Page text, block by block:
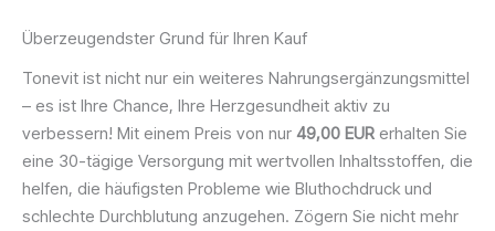
Überzeugendster Grund für Ihren Kauf
Tonevit ist nicht nur ein weiteres Nahrungsergänzungsmittel
– es ist Ihre Chance, Ihre Herzgesundheit aktiv zu
verbessern! Mit einem Preis von nur 49,00 EUR erhalten Sie
eine 30-tägige Versorgung mit wertvollen Inhaltsstoffen, die
helfen, die häufigsten Probleme wie Bluthochdruck und
schlechte Durchblutung anzugehen. Zögern Sie nicht mehr